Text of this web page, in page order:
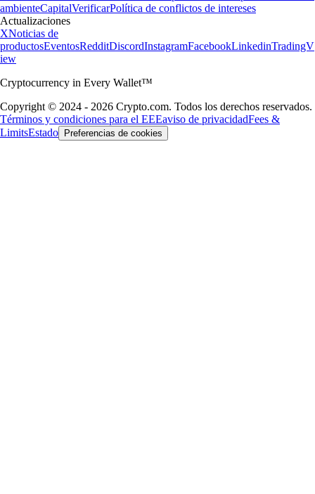
ambienteCapitalVerificarPolítica de conflictos de intereses
Actualizaciones
XNoticias de
productosEventosRedditDiscordInstagramFacebookLinkedinTradingV
iew
Cryptocurrency in Every Wallet™
Copyright © 2024 - 2026 Crypto.com. Todos los derechos reservados.
Términos y condiciones para el EEEaviso de privacidadFees &
LimitsEstado Preferencias de cookies